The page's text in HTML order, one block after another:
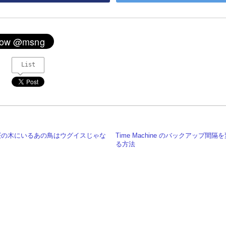
List
木にいるあの鳥はウグイスじゃな
Time Machine のバックアップ間隔を
る方法